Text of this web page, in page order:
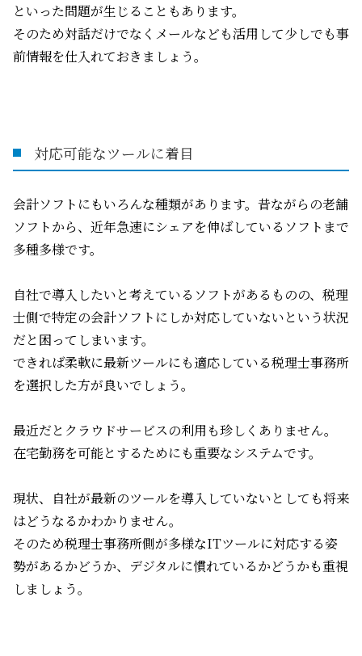
といった問題が生じることもあります。
そのため対話だけでなくメールなども活用して少しでも事
前情報を仕入れておきましょう。
対応可能なツールに着目
会計ソフトにもいろんな種類があります。昔ながらの老舗
ソフトから、近年急速にシェアを伸ばしているソフトまで
多種多様です。
自社で導入したいと考えているソフトがあるものの、税理
士側で特定の会計ソフトにしか対応していないという状況
だと困ってしまいます。
できれば柔軟に最新ツールにも適応している税理士事務所
を選択した方が良いでしょう。
最近だとクラウドサービスの利用も珍しくありません。
在宅勤務を可能とするためにも重要なシステムです。
現状、自社が最新のツールを導入していないとしても将来
はどうなるかわかりません。
そのため税理士事務所側が多様なITツールに対応する姿
勢があるかどうか、デジタルに慣れているかどうかも重視
しましょう。